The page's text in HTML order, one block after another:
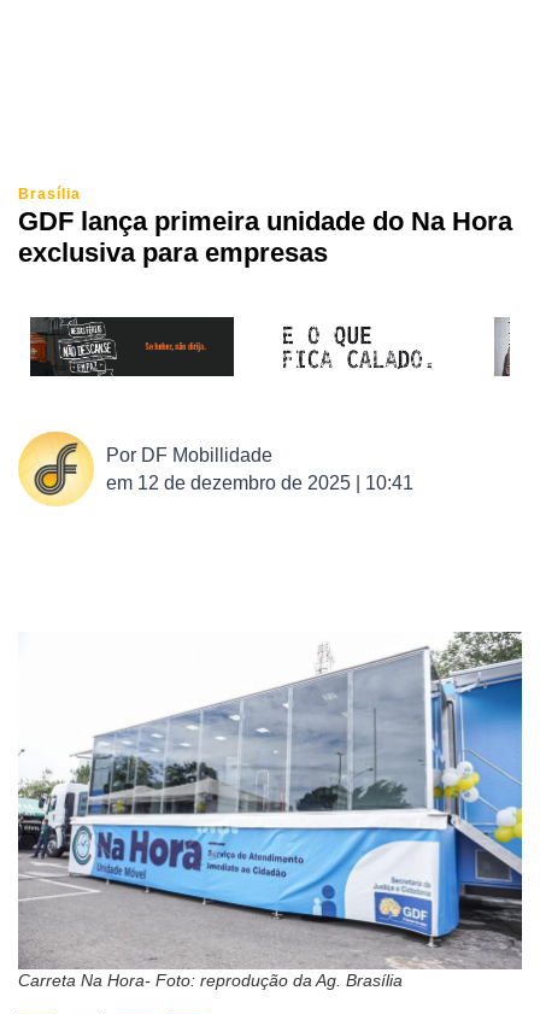
Brasília
GDF lança primeira unidade do Na Hora
exclusiva para empresas
Por DF Mobillidade
em 12 de dezembro de 2025 | 10:41
Carreta Na Hora- Foto: reprodução da Ag. Brasília